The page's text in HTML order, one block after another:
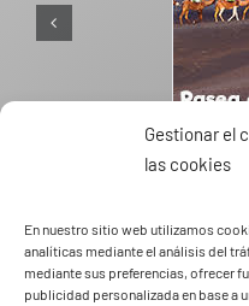
Gestionar el
las cookies
En nuestro sitio web utilizamos
analíticas mediante el análisis del
mediante sus preferencias, ofrecer
publicidad personalizada en base a